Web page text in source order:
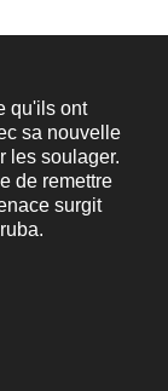
qu'ils ont
sa nouvelle
les soulager.
de remettre
surgit